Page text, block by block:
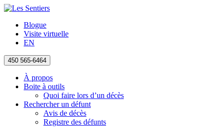
Blogue
Visite virtuelle
EN
450 565-6464
À propos
Boite à outils
Quoi faire lors d’un décès
Rechercher un défunt
Avis de décès
Registre des défunts